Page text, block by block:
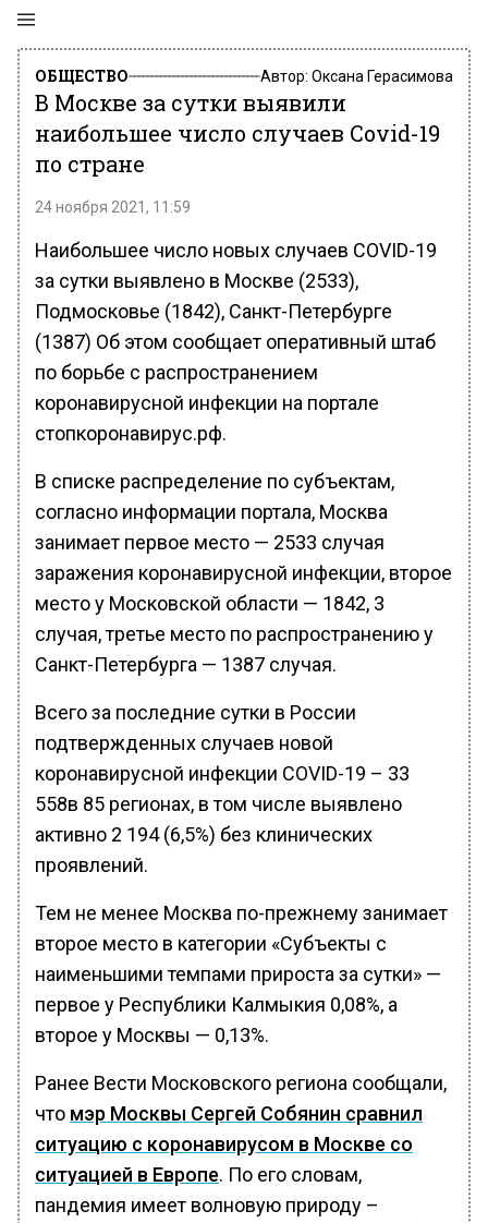
ОБЩЕСТВО Автор: Оксана Герасимова
В Москве за сутки выявили
наибольшее число случаев Covid-19
по стране
24 ноября 2021, 11:59
Наибольшее число новых случаев COVID-19
за сутки выявлено в Москве (2533),
Подмосковье (1842), Санкт-Петербурге
(1387) Об этом сообщает оперативный штаб
по борьбе с распространением
коронавирусной инфекции на портале
стопкоронавирус.рф.
В списке распределение по субъектам,
согласно информации портала, Москва
занимает первое место — 2533 случая
заражения коронавирусной инфекции, второе
место у Московской области — 1842, 3
случая, третье место по распространению у
Санкт-Петербурга — 1387 случая.
Всего за последние сутки в России
подтвержденных случаев новой
коронавирусной инфекции COVID-19 – 33
558в 85 регионах, в том числе выявлено
активно 2 194 (6,5%) без клинических
проявлений.
Тем не менее Москва по-прежнему занимает
второе место в категории «Субъекты с
наименьшими темпами прироста за сутки» —
первое у Республики Калмыкия 0,08%, а
второе у Москвы — 0,13%.
Ранее Вести Московского региона сообщали,
что мэр Москвы Сергей Собянин сравнил
ситуацию с коронавирусом в Москве со
ситуацией в Европе. По его словам,
пандемия имеет волновую природу –